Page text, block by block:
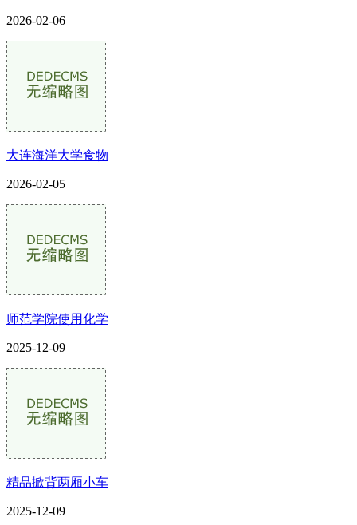
2026-02-06
大连海洋大学食物
2026-02-05
师范学院使用化学
2025-12-09
精品掀背两厢小车
2025-12-09